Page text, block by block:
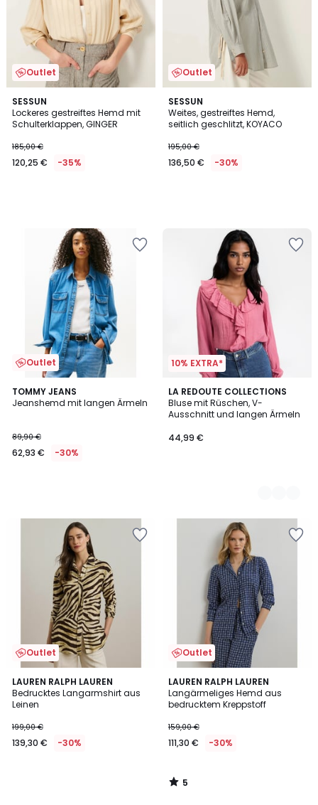
Outlet
SESSUN
Lockeres gestreiftes Hemd mit
Schulterklappen, GINGER
185,00 €
120,25 € -35%
Outlet
SESSUN
Weites, gestreiftes Hemd,
seitlich geschlitzt, KOYACO
195,00 €
136,50 € -30%
Outlet
TOMMY JEANS
Jeanshemd mit langen Ärmeln
89,90 €
62,93 € -30%
10% EXTRA*
LA REDOUTE COLLECTIONS
Bluse mit Rüschen, V-
Ausschnitt und langen Ärmeln
44,99 €
2
Farben
Outlet
LAUREN RALPH LAUREN
Bedrucktes Langarmshirt aus
Leinen
199,00 €
139,30 € -30%
Outlet
LAUREN RALPH LAUREN
Langärmeliges Hemd aus
bedrucktem Kreppstoff
159,00 €
111,30 € -30%
5
/
5
5
/